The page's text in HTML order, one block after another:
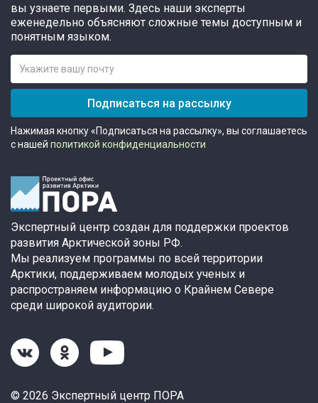
вы узнаете первыми. Здесь наши эксперты
еженедельно объясняют сложные темы доступным и
понятным языком.
Подписаться на рассылку
Нажимая кнопку «Подписаться на рассылку», вы соглашаетесь
с нашей политикой конфиденциальности
Экспертный центр создан для поддержки проектов
развития Арктической зоны РФ.
Мы реализуем программы по всей территории
Арктики, поддерживаем молодых ученых и
распространяем информацию о Крайнем Севере
среди широкой аудитории.
© 2026 Экспертный центр ПОРА